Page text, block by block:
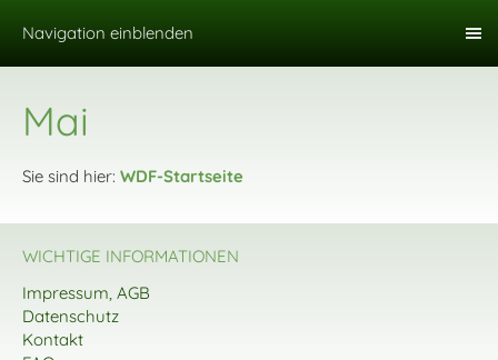
Navigation einblenden
Mai
Sie sind hier: WDF-Startseite
WICHTIGE INFORMATIONEN
Impressum, AGB
Datenschutz
Kontakt